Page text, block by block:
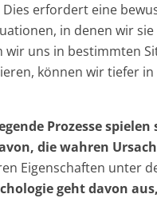
Dies erfordert eine
in denen wir
wir uns in bestimmten
können wir tiefer
Prozesse
die wahren
Eigenschaften unter
geht davon